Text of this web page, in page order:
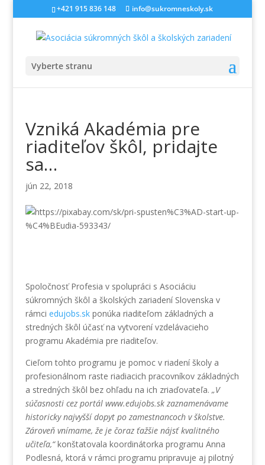
+421 915 836 148 info@sukromneskoly.sk
Vyberte stranu
Vzniká Akadémia pre
riaditeľov škôl, pridajte
sa…
jún 22, 2018
Spoločnosť Profesia v spolupráci s Asociáciu
súkromných škôl a školských zariadení Slovenska v
rámci edujobs.skponúka riaditeľom základných a
stredných škôl účasť na vytvorení vzdelávacieho
programu Akadémia pre riaditeľov.
Cieľom tohto programu je pomoc v riadení školy a
profesionálnom raste riadiacich pracovníkov základných
a stredných škôl bez ohľadu na ich zriaďovateľa. „V
súčasnosti cez portál www.edujobs.sk zaznamenávame
historicky najvyšší dopyt po zamestnancoch v školstve.
Zároveň vnímame, že je čoraz ťažšie nájsť kvalitného
učiteľa,“konštatovala koordinátorka programu Anna
Podlesná, ktorá v rámci programu pripravuje aj pilotný